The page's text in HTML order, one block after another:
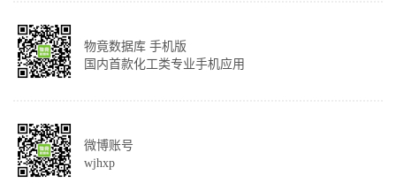
物竟数据库 手机版
国内首款化工类专业手机应用
微博账号
wjhxp